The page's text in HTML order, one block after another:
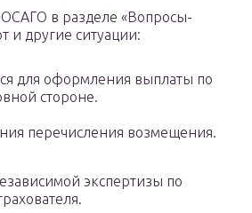
ОСАГО в разделе «Вопросы-
и другие ситуации:
для оформления выплаты по
стороне.
перечисления возмещения.
экспертизы по